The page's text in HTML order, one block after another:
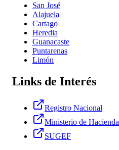
San José
Alajuela
Cartago
Heredia
Guanacaste
Puntarenas
Limón
Links de Interés
Registro Nacional
Ministerio de Hacienda
SUGEF